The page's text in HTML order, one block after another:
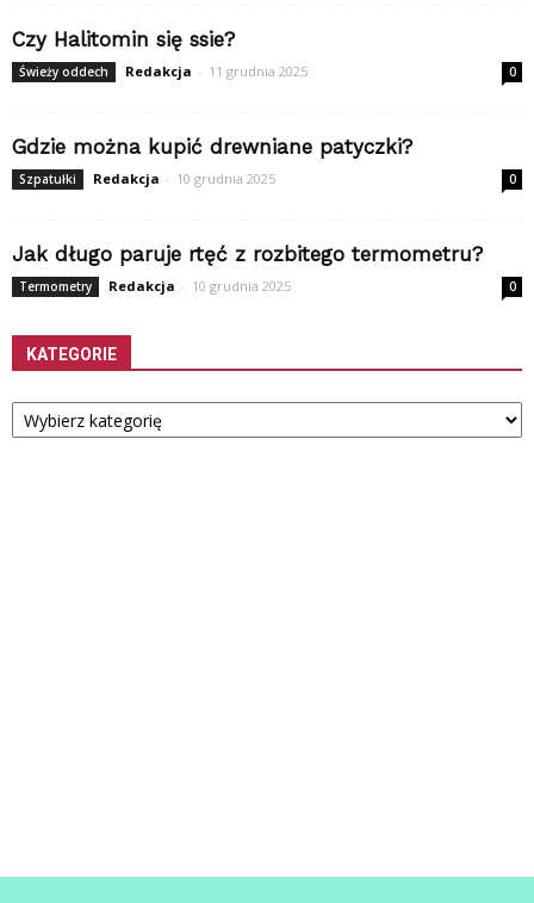
Czy Halitomin się ssie?
Świeży oddech Redakcja - 11 grudnia 2025 0
Gdzie można kupić drewniane patyczki?
Szpatułki Redakcja - 10 grudnia 2025 0
Jak długo paruje rtęć z rozbitego termometru?
Termometry Redakcja - 10 grudnia 2025 0
KATEGORIE
Kategorie